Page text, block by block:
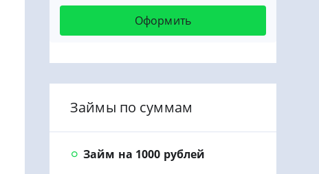
Оформить
Займы по суммам
Займ на 1000 рублей